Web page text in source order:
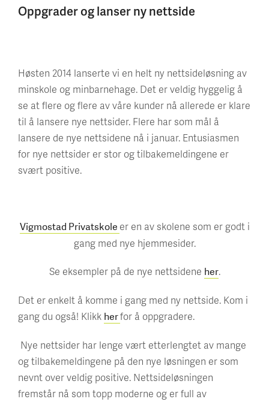
Oppgrader og lanser ny nettside
Høsten 2014 lanserte vi en helt ny nettsideløsning av
minskole og minbarnehage. Det er veldig hyggelig å
se at flere og flere av våre kunder nå allerede er klare
til å lansere nye nettsider. Flere har som mål å
lansere de nye nettsidene nå i januar. Entusiasmen
for nye nettsider er stor og tilbakemeldingene er
svært positive.
Vigmostad Privatskole er en av skolene som er godt i
gang med nye hjemmesider.
Se eksempler på de nye nettsidene her.
Det er enkelt å komme i gang med ny nettside. Kom i
gang du også! Klikk herfor å oppgradere.
Nye nettsider har lenge vært etterlengtet av mange
og tilbakemeldingene på den nye løsningen er som
nevnt over veldig positive. Nettsideløsningen
fremstår nå som topp moderne og er full av